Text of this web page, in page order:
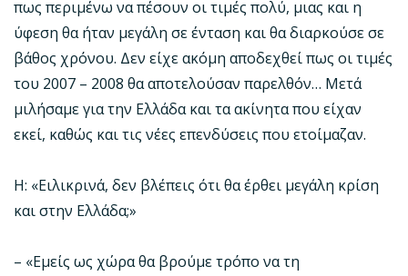
πως περιμένω να πέσουν οι τιμές πολύ, μιας και η
ύφεση θα ήταν μεγάλη σε ένταση και θα διαρκούσε σε
βάθος χρόνου. Δεν είχε ακόμη αποδεχθεί πως οι τιμές
του 2007 – 2008 θα αποτελούσαν παρελθόν… Μετά
μιλήσαμε για την Ελλάδα και τα ακίνητα που είχαν
εκεί, καθώς και τις νέες επενδύσεις που ετοίμαζαν.
Η: «Ειλικρινά, δεν βλέπεις ότι θα έρθει μεγάλη κρίση
και στην Ελλάδα;»
– «Εμείς ως χώρα θα βρούμε τρόπο να τη